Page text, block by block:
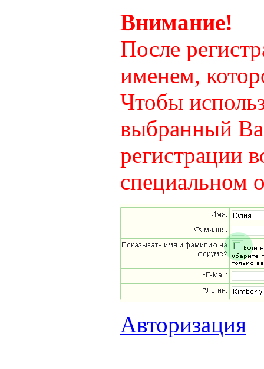
Внимание!
После
именем,
Чтобы
выбранный
регистрации
специальном
Авторизация